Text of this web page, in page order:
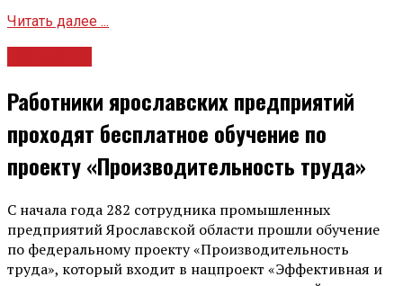
Читать далее ...
Работники ярославских предприятий
проходят бесплатное обучение по
проекту «Производительность труда»
С начала года 282 сотрудника промышленных
предприятий Ярославской области прошли обучение
по федеральному проекту «Производительность
труда», который входит в нацпроект «Эффективная и